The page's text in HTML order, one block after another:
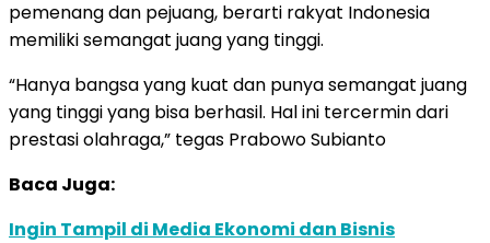
pemenang dan pejuang, berarti rakyat Indonesia
memiliki semangat juang yang tinggi.
“Hanya bangsa yang kuat dan punya semangat juang
yang tinggi yang bisa berhasil. Hal ini tercermin dari
prestasi olahraga,” tegas Prabowo Subianto
Baca Juga:
Ingin Tampil di Media Ekonomi dan Bisnis